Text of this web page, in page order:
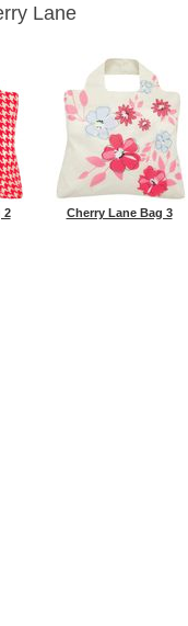
Lane
2 Cherry Lane Bag 3